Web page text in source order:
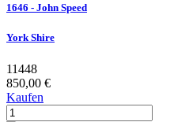
1646 - John Speed
York Shire
11448
850,00 €
Kaufen